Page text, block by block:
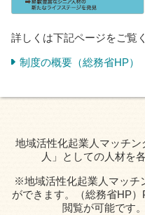
詳しくは下記ページをご覧
制度の概要（総務省HP）
地域活性化起業人マッチ
人」としての人材を
※地域活性化起業人マッチ
ができます。（総務省HP
閲覧が可能です